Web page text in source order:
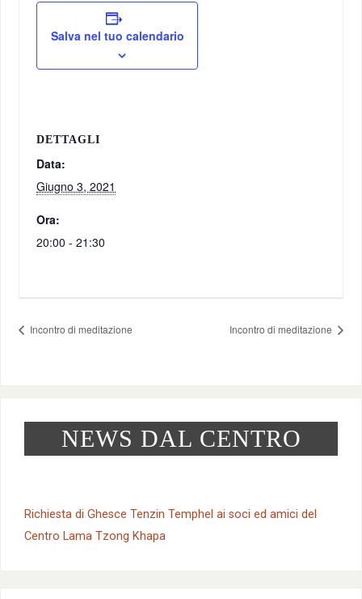
Salva nel tuo calendario
DETTAGLI
Data:
Giugno 3, 2021
Ora:
20:00 - 21:30
Incontro di meditazione Incontro di meditazione
NEWS DAL CENTRO
Richiesta di Ghesce Tenzin Temphel ai soci ed amici del
Centro Lama Tzong Khapa